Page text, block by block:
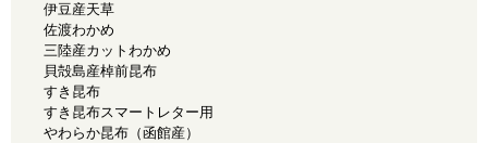
伊豆産天草
佐渡わかめ
三陸産カットわかめ
貝殻島産棹前昆布
すき昆布
すき昆布スマートレター用
やわらか昆布（函館産）